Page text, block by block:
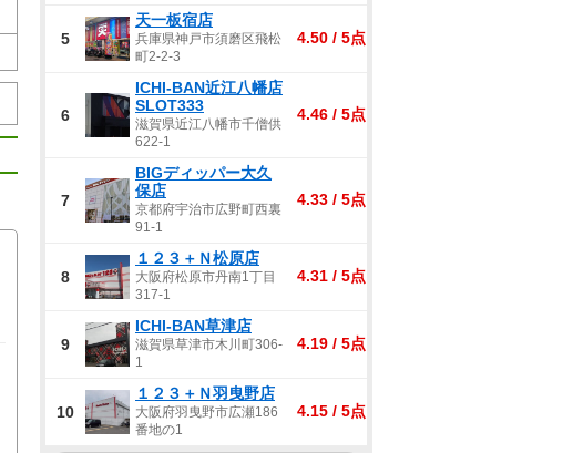
5
天一板宿店
兵庫県神戸市須磨区飛松
町2-2-3
4.50 / 5点
6
ICHI-BAN近江八幡店
SLOT333
滋賀県近江八幡市千僧供
622-1
4.46 / 5点
7
BIGディッパー大久
保店
京都府宇治市広野町西裏
91-1
4.33 / 5点
8
１２３＋Ｎ松原店
大阪府松原市丹南1丁目
317-1
4.31 / 5点
9
ICHI-BAN草津店
滋賀県草津市木川町306-
1
4.19 / 5点
10
１２３＋Ｎ羽曳野店
大阪府羽曳野市広瀬186
番地の1
4.15 / 5点